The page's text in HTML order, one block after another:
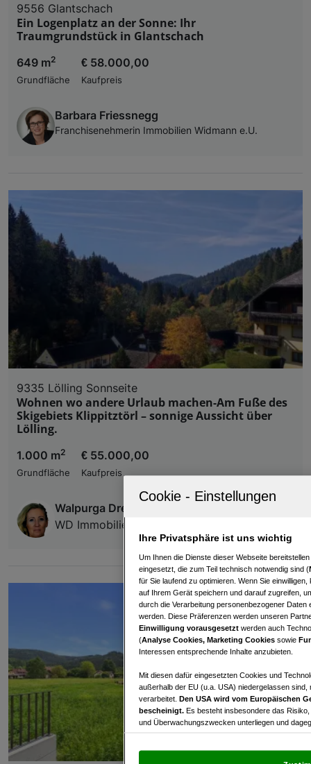
9556 Glantschach
Ein Logenplatz an der Sonne: Ihr
Traumgrundstück in Glantschach
649 m2
Grundfläche
€ 58.000,00
Kaufpreis
Barbara Friessnegg
Franchisenehmerin Immobilien Widmann e.U.
9335 Lölling Sonnseite
Wohnen wo andere Urlaub machen-Am Fuße des
Skigebiets Klippitztörl – sonnige Aussicht über
Lölling.
1.000 m2
Grundfläche
€ 55.000,00
Kaufpreis
Walpurga Dreher
WD Immobilien GmbH
Ihre Privatsphäre ist uns wichtig
Um Ihnen die Dienste dieser Webseite
eingesetzt, die zum Teil technisch notwendig sind (
für Sie laufend zu optimieren. Wenn Sie
auf Ihrem Gerät speichern und darauf zugreifen,
durch die Verarbeitung personenbezogener
werden. Diese Präferenzen werden unseren
Einwilligung vorausgesetzt werden auch
(Analyse Cookies, Marketing Cookies sowie
Interessen entsprechende Inhalte anzubieten.
Mit diesen dafür eingesetzten Cookies und
außerhalb der EU (u.a. USA) niedergelassen
verarbeitet. Den USA wird vom Europäischen
bescheinigt. Es besteht insbesondere das
und Überwachungszwecken unterliegen und